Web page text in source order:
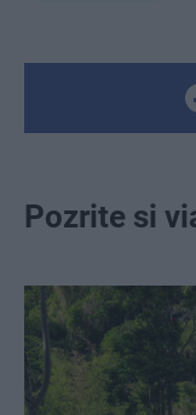
Pozrite si